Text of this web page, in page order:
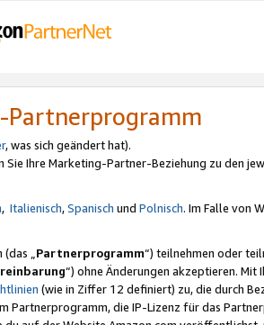
Partnerprogramm
, was sich geändert hat).
Sie Ihre Marketing-Partner-Beziehung zu den
, Italienisch,Spanisch und Polnisch. Im Falle von
„Partnerprogramm“) teilnehmen oder
“) ohne Änderungen akzeptieren.
(wie in Ziffer 12 definiert) zu, die durch
Partnerprogramm, die IP-Lizenz für das